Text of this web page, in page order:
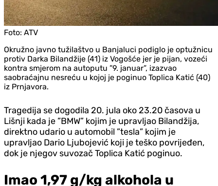
Foto: ATV
Okružno javno tužilaštvo u Banjaluci podiglo je optužnicu
protiv Darka Bilandžije (41) iz Vogošće jer je pijan, vozeći
kontra smjerom na autoputu ”9. januar”, izazvao
saobraćajnu nesreću u kojoj je poginuo Toplica Katić (40)
iz Prnjavora.
Tragedija se dogodila 20. jula oko 23.20 časova u
Lišnji kada je ”BMW” kojim je upravljao Bilandžija,
direktno udario u automobil ”tesla” kojim je
upravljao Dario Ljubojević koji je teško povrijeđen,
dok je njegov suvozač Toplica Katić poginuo.
Imao 1,97 g/kg alkohola u